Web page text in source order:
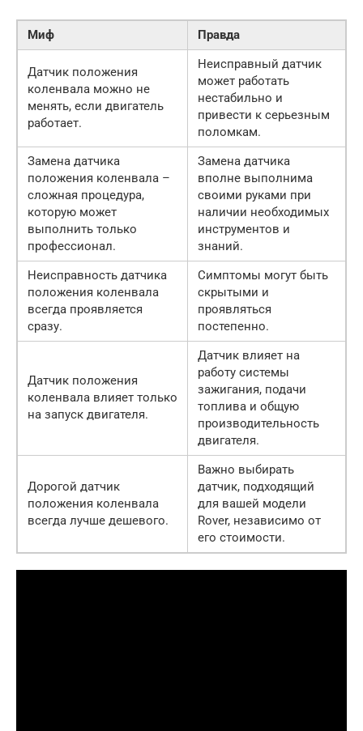
Миф Правда
Датчик положения
коленвала можно не
менять, если двигатель
работает.
Неисправный датчик
может работать
нестабильно и
привести к серьезным
поломкам.
Замена датчика
положения коленвала –
сложная процедура,
которую может
выполнить только
профессионал.
Замена датчика
вполне выполнима
своими руками при
наличии необходимых
инструментов и
знаний.
Неисправность датчика
положения коленвала
всегда проявляется
сразу.
Симптомы могут быть
скрытыми и
проявляться
постепенно.
Датчик положения
коленвала влияет только
на запуск двигателя.
Датчик влияет на
работу системы
зажигания, подачи
топлива и общую
производительность
двигателя.
Дорогой датчик
положения коленвала
всегда лучше дешевого.
Важно выбирать
датчик, подходящий
для вашей модели
Rover, независимо от
его стоимости.